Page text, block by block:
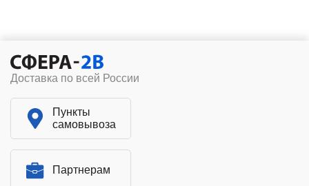
Доставка по всей России
Пункты
самовывоза
Партнерам